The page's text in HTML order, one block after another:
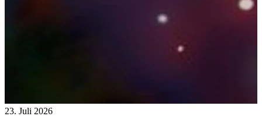
23. Juli 2026